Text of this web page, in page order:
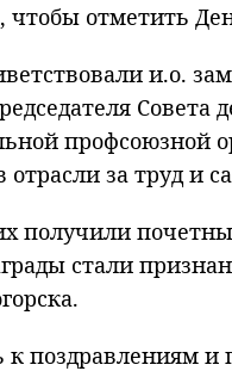
чтобы отметить
и.о.
Совета
за труд и
получили
стали
поздравлениям